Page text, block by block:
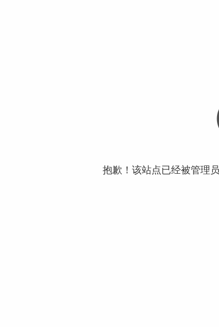
抱歉！该站点已经被管理